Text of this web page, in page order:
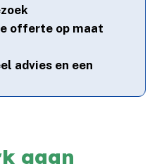
offerte op maat
advies en een
gaan